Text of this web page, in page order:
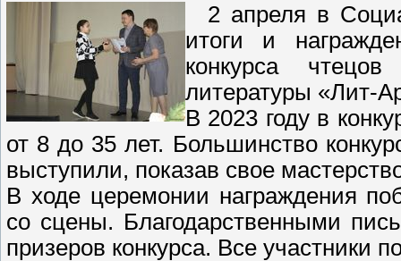
2 апреля в
итоги и
конкурса
литературы «Лит-
В 2023 году в
от 8 до 35 лет. Большинство
выступили, показав свое
В ходе церемонии награждения
со сцены. Благодарственными
призеров конкурса. Все участники